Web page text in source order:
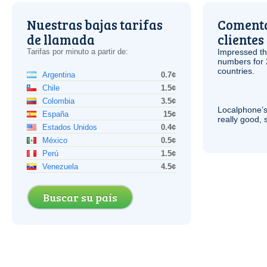
Nuestras bajas tarifas
de llamada
Tarifas por minuto a partir de:
Argentina
0.7¢
Chile
1.5¢
Colombia
3.5¢
España
15¢
Estados Unidos
0.4¢
México
0.5¢
Perú
1.5¢
Venezuela
4.5¢
Buscar su país
clientes
Impressed
numbers for
countries.
really good,